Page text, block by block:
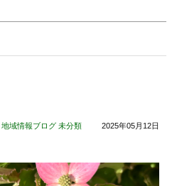
地域情報ブログ 未分類 2025年05月12日